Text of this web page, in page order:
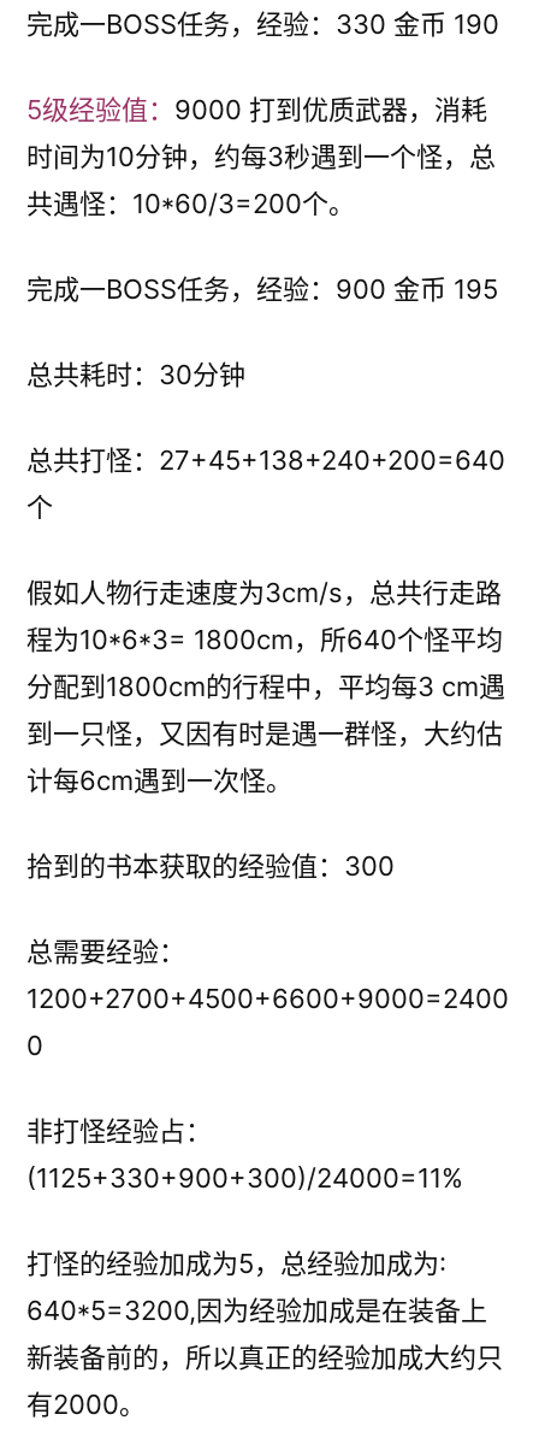
完成一BOSS任务，经验：330 金币 190
5级经验值： 9000 打到优质武器，消耗
时间为10分钟，约每3秒遇到一个怪，总
共遇怪：10*60/3=200个。
完成一BOSS任务，经验：900 金币 195
总共耗时：30分钟
总共打怪：27+45+138+240+200=640
个
假如人物行走速度为3cm/s，总共行走路
程为10*6*3= 1800cm，所640个怪平均
分配到1800cm的行程中，平均每3 cm遇
到一只怪，又因有时是遇一群怪，大约估
计每6cm遇到一次怪。
拾到的书本获取的经验值：300
总需要经验：
1200+2700+4500+6600+9000=2400
0
非打怪经验占：
(1125+330+900+300)/24000=11%
打怪的经验加成为5，总经验加成为:
640*5=3200,因为经验加成是在装备上
新装备前的，所以真正的经验加成大约只
有2000。